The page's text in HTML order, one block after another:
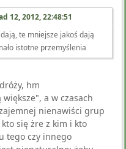
12, 2012, 22:48:51
te mniejsze jakoś dają
istotne przemyślenia
hm
a w czasach
nienawiści grup
się żre z kim i kto
tego czy innego